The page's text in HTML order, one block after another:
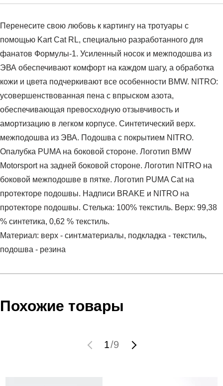
Перенесите свою любовь к картингу на тротуары с
помощью Kart Cat RL, специально разработанного для
фанатов Формулы-1. Усиленный носок и межподошва из
ЭВА обеспечивают комфорт на каждом шагу, а обработка
кожи и цвета подчеркивают все особенности BMW. NITRO:
усовершенствованная пена с впрыском азота,
обеспечивающая превосходную отзывчивость и
амортизацию в легком корпусе. Синтетический верх.
межподошва из ЭВА. Подошва с покрытием NITRO.
Опалубка PUMA на боковой стороне. Логотип BMW
Motorsport на задней боковой стороне. Логотип NITRO на
боковой межподошве в пятке. Логотип PUMA Cat на
протекторе подошвы. Надписи BRAKE и NITRO на
протекторе подошвы. Стелька: 100% текстиль. Верх: 99,38
% синтетика, 0,62 % текстиль.
Материал: верх - синт.материалы, подкладка - текстиль,
подошва - резина
Артикул:30748703
Cat RL Nitro
BMW MMS Kart Cat RL Nitro
Условия оплаты
высылает Вам менеджер.
мы не увидим Вашу оплату.
Похожие товары
1/9